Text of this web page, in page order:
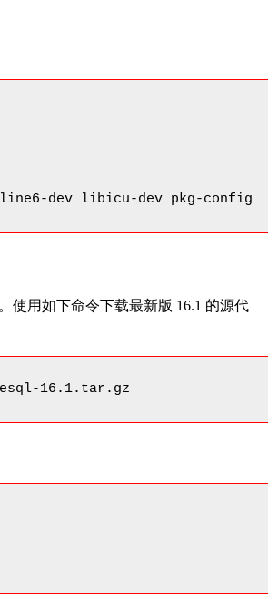
dev libicu-dev pkg-config
使用如下命令下载最新版 16.1 的源代
16.1.tar.gz